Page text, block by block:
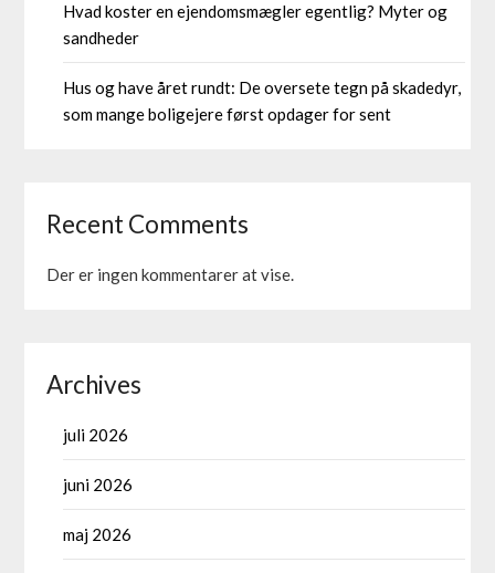
Hvad koster en ejendomsmægler egentlig? Myter og
sandheder
Hus og have året rundt: De oversete tegn på skadedyr,
som mange boligejere først opdager for sent
Recent Comments
Der er ingen kommentarer at vise.
Archives
juli 2026
juni 2026
maj 2026